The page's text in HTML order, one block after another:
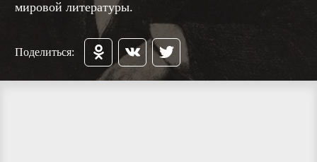
мировой литературы.
Поделиться: